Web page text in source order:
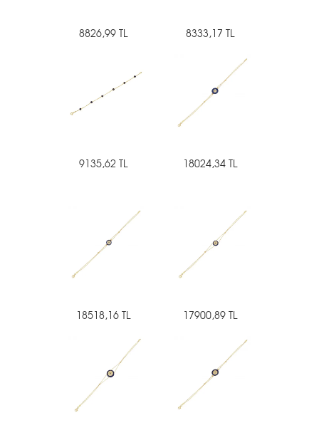
8826,99 TL 8333,17 TL
9135,62 TL 18024,34 TL
18518,16 TL 17900,89 TL